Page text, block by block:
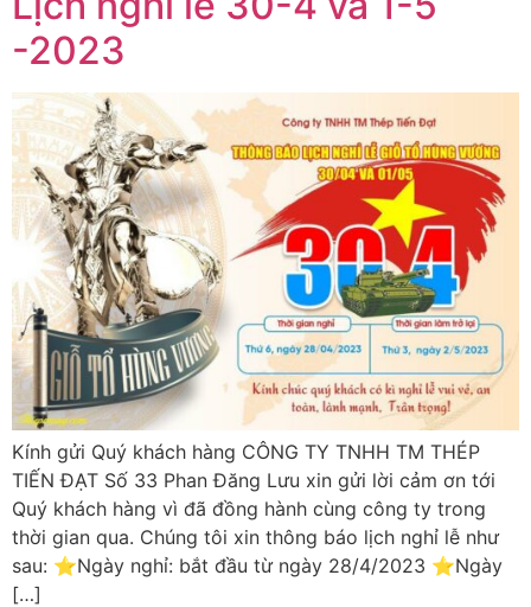
-2023
Kính gửi Quý khách hàng CÔNG TY TNHH TM THÉP
TIẾN ĐẠT Số 33 Phan Đăng Lưu xin gửi lời cảm ơn tới
Quý khách hàng vì đã đồng hành cùng công ty trong
thời gian qua. Chúng tôi xin thông báo lịch nghỉ lễ như
sau: ⭐️Ngày nghỉ: bắt đầu từ ngày 28/4/2023 ⭐️Ngày
[…]